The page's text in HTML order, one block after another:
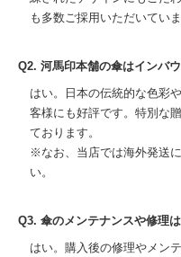
も多数ご採用いただいていま
Q2. 河馬印本舗の傘はインバ
はい。日本の伝統的な色彩
客様にも好評です。特別な
ております。
※なお、当店では海外発送
い。
Q3. 傘のメンテナンスや修理
はい。購入後の修理やメン